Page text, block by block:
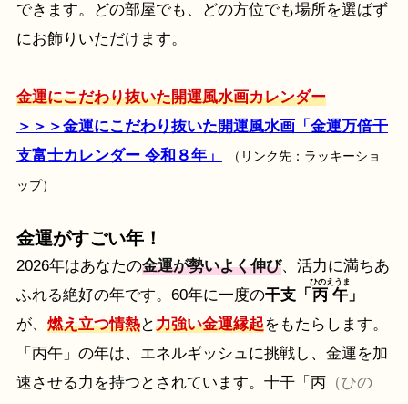
できます。どの部屋でも、どの方位でも場所を選ばず
にお飾りいただけます。
金運にこだわり抜いた開運風水画カレンダー
＞＞＞金運にこだわり抜いた開運風水画「金運万倍干
支富士カレンダー 令和８年」
（リンク先：ラッキーショ
ップ）
金運がすごい年！
2026年はあなたの金運が勢いよく伸び、活力に満ちあ
ふれる絶好の年です。60年に一度の干支「 丙午
ひのえうま
」
が、 燃え立つ情熱と力強い金運縁起をもたらします。
「丙午」の年は、エネルギッシュに挑戦し、金運を加
速させる力を持つとされています。十干「丙（ひの